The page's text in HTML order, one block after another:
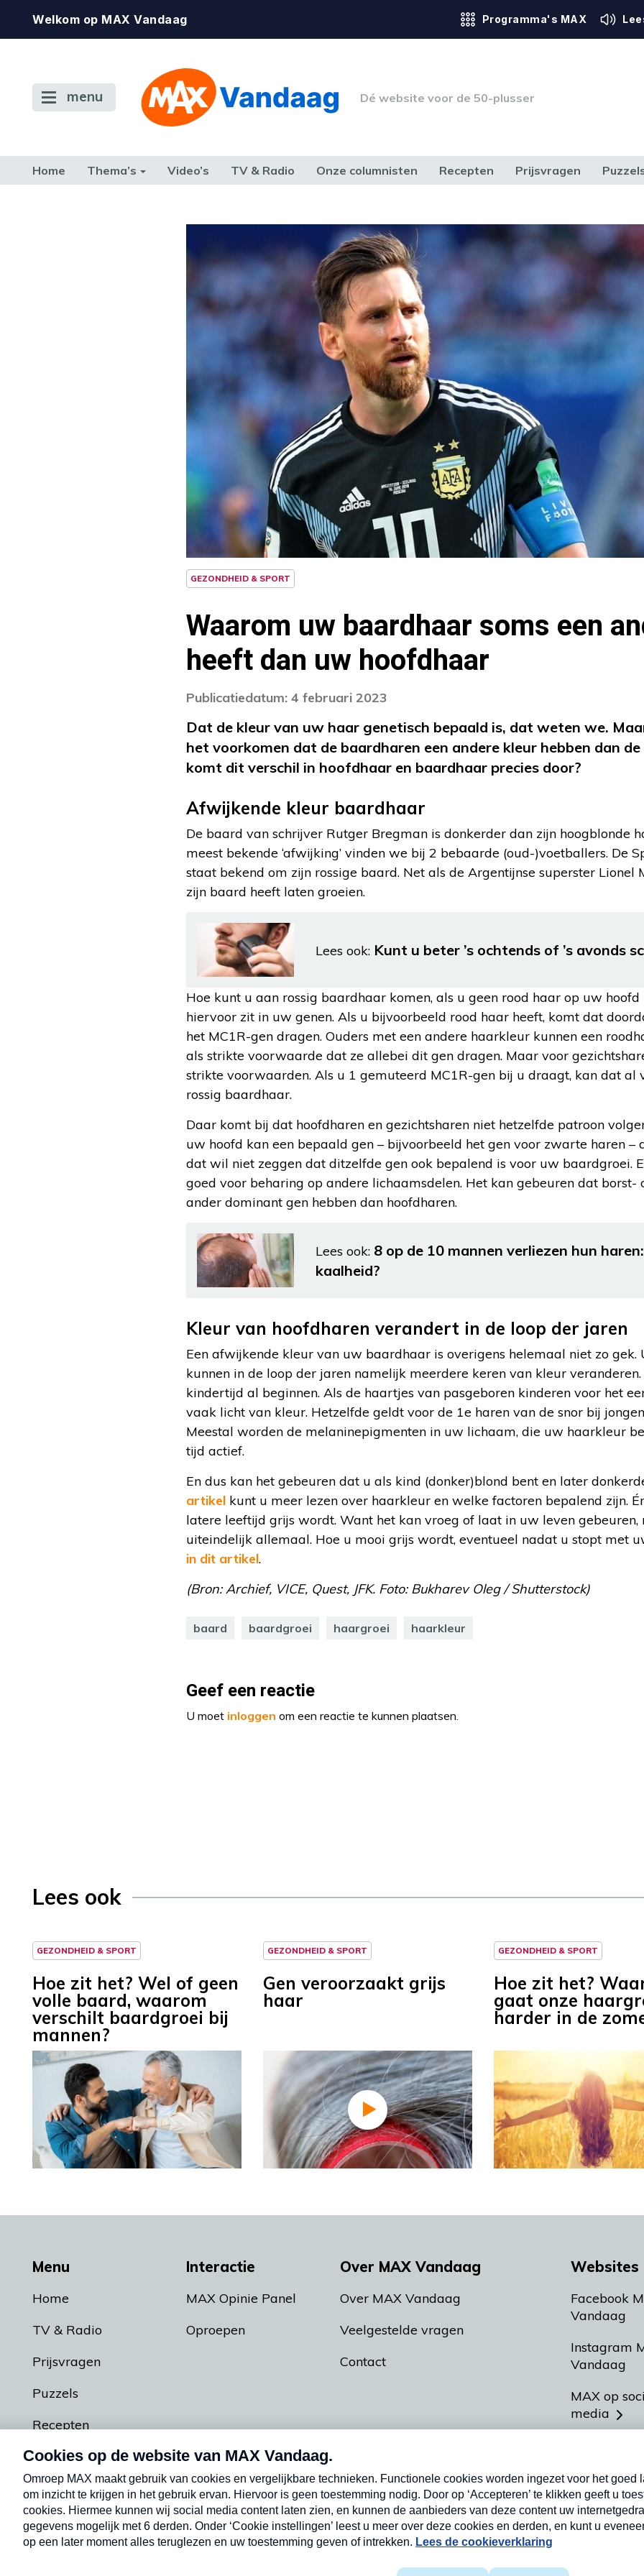
Welkom op MAX Vandaag Programma's MAX
menu Dé website voor de 50-plusser
Home Thema’s Video’s TV & Radio Onze columnisten Recepten Prijsvragen
GEZONDHEID & SPORT
Waarom uw baardhaar soms een
heeft dan uw hoofdhaar
Publicatiedatum: 4 februari 2023
Dat de kleur van uw haar genetisch bepaald is, dat weten we.
het voorkomen dat de baardharen een andere kleur hebben dan
komt dit verschil in hoofdhaar en baardhaar precies door?
Afwijkende kleur baardhaar
De baard van schrijver Rutger Bregman is donkerder dan zijn hoogblonde
meest bekende ‘afwijking’ vinden we bij 2 bebaarde (oud-)voetballers. De
staat bekend om zijn rossige baard. Net als de Argentijnse superster Lionel
zijn baard heeft laten groeien.
Lees ook: Kunt u beter ’s ochtends of ’s avonds
Hoe kunt u aan rossig baardhaar komen, als u geen rood haar op uw
hiervoor zit in uw genen. Als u bijvoorbeeld rood haar heeft, komt dat
het MC1R-gen dragen. Ouders met een andere haarkleur kunnen een
als strikte voorwaarde dat ze allebei dit gen dragen. Maar voor
strikte voorwaarden. Als u 1 gemuteerd MC1R-gen bij u draagt, kan dat al
rossig baardhaar.
Daar komt bij dat hoofdharen en gezichtsharen niet hetzelfde patroon
uw hoofd kan een bepaald gen – bijvoorbeeld het gen voor zwarte haren –
dat wil niet zeggen dat ditzelfde gen ook bepalend is voor uw baardgroei.
goed voor beharing op andere lichaamsdelen. Het kan gebeuren dat borst-
ander dominant gen hebben dan hoofdharen.
Lees ook: 8 op de 10 mannen verliezen hun
kaalheid?
Kleur van hoofdharen verandert in de loop der jaren
Een afwijkende kleur van uw baardhaar is overigens helemaal niet zo gek.
kunnen in de loop der jaren namelijk meerdere keren van kleur
kindertijd al beginnen. Als de haartjes van pasgeboren kinderen voor het
vaak licht van kleur. Hetzelfde geldt voor de 1e haren van de snor bij
Meestal worden de melaninepigmenten in uw lichaam, die uw haarkleur
tijd actief.
En dus kan het gebeuren dat u als kind (donker)blond bent en later
artikel kunt u meer lezen over haarkleur en welke factoren bepalend zijn.
latere leeftijd grijs wordt. Want het kan vroeg of laat in uw leven
uiteindelijk allemaal. Hoe u mooi grijs wordt, eventueel nadat u stopt met
in dit artikel.
(Bron: Archief, VICE, Quest, JFK. Foto: Bukharev Oleg / Shutterstock)
baard baardgroei haargroei haarkleur
Geef een reactie
U moet inloggen om een reactie te kunnen plaatsen.
Lees ook
GEZONDHEID & SPORT
Hoe zit het? Wel of geen
volle baard, waarom
verschilt baardgroei bij
mannen?
GEZONDHEID & SPORT
Gen veroorzaakt grijs
haar
GEZONDHEID & SPORT
Hoe zit het?
gaat onze
harder in de
Menu
Home
TV & Radio
Prijsvragen
Puzzels
Recepten
Podcasts
Interactie
MAX Opinie Panel
Oproepen
Over MAX Vandaag
Over MAX Vandaag
Veelgestelde vragen
Contact
Websites
Facebook
Vandaag
Instagram
Vandaag
MAX op
media
Meldpunt
Heel